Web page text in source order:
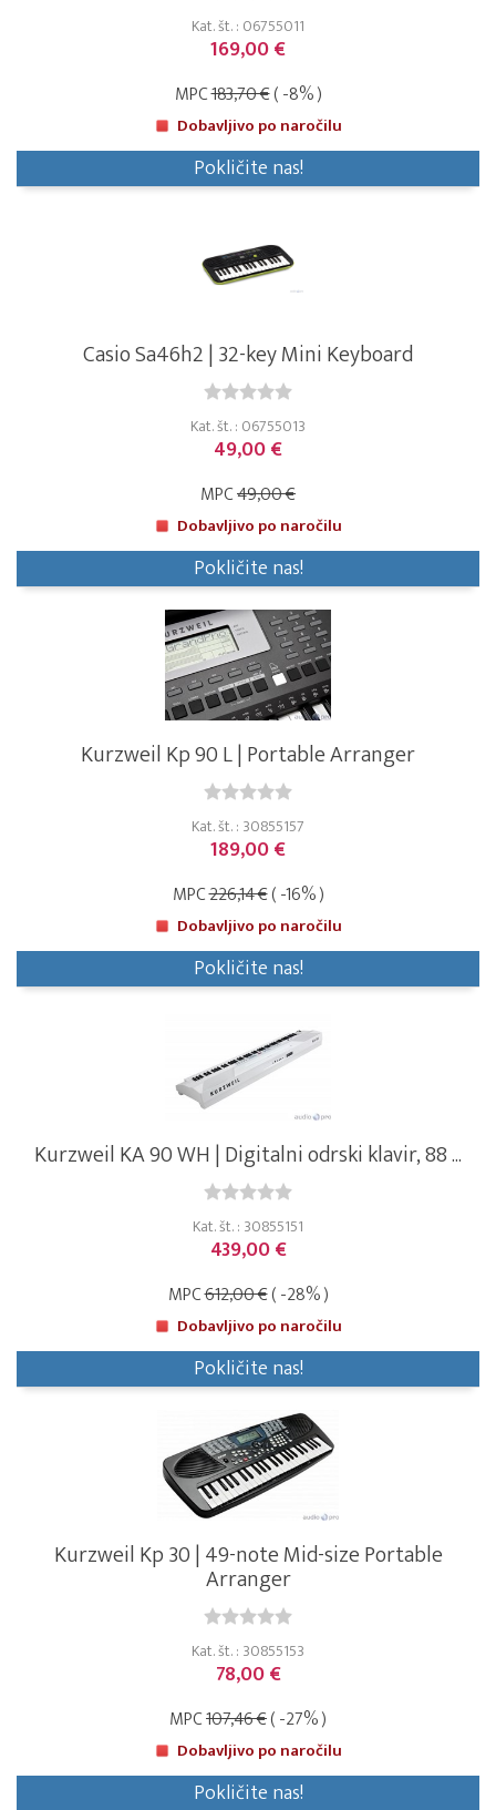
Kat. št. : 06755011
169,00 €
MPC183,70 €( -8% )
Dobavljivo po naročilu
Pokličite nas!
Casio Sa46h2 | 32-key Mini Keyboard
Kat. št. : 06755013
49,00 €
MPC49,00 €
Dobavljivo po naročilu
Pokličite nas!
Kurzweil Kp 90 L | Portable Arranger
Kat. št. : 30855157
189,00 €
MPC226,14 €( -16% )
Dobavljivo po naročilu
Pokličite nas!
Kurzweil KA 90 WH | Digitalni odrski klavir, 88 ...
Kat. št. : 30855151
439,00 €
MPC612,00 €( -28% )
Dobavljivo po naročilu
Pokličite nas!
Kurzweil Kp 30 | 49-note Mid-size Portable
Arranger
Kat. št. : 30855153
78,00 €
MPC107,46 €( -27% )
Dobavljivo po naročilu
Pokličite nas!